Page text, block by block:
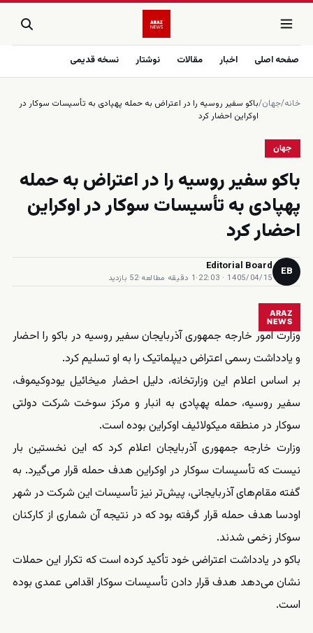
صفحه اصلی اخبار مقالات نوشتار نسخه قدیمی
خانه/جهان/باکو سفیر روسیه را در اعتراض به حمله پهپادی به تأسیسات سوکار در
اوکراین احضار کرد
جهان
باکو سفیر روسیه را در اعتراض به حمله
پهپادی به تأسیسات سوکار در اوکراین
احضار کرد
EB
Editorial Board
1405/04/15 · 22:03
·1 دقیقه مطالعه ·52 بازدید
ARAZ
NEWS
وزارت امور خارجه جمهوری آذربایجان سفیر روسیه در باکو را احضار
و یادداشت رسمی اعتراض دیپلماتیک را به او تسلیم کرد.
بر اساس اعلام این وزارتخانه، دلیل احضار میخائیل یودوکیموف،
سفیر روسیه، حمله پهپادی به انبار و مرکز سوخت شرکت دولتی
سوکار در منطقه میکولائیف اوکراین بوده است.
وزارت خارجه جمهوری آذربایجان اعلام کرد که این نخستین بار
نیست که تأسیسات سوکار در اوکراین هدف حمله قرار می‌گیرد. به
گفته مقام‌های آذربایجانی، پیش‌تر نیز تأسیسات این شرکت در شهر
اودسا هدف حمله قرار گرفته بود که در نتیجه آن شماری از کارکنان
سوکار زخمی شدند.
باکو در یادداشت اعتراضی خود تأکید کرده است که تکرار این حملات
نشان می‌دهد هدف قرار دادن تأسیسات سوکار اقدامی عمدی بوده
است.